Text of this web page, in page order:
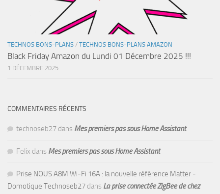
TECHNOS BONS-PLANS / TECHNOS BONS-PLANS AMAZON
Black Friday Amazon du Lundi 01 Décembre 2025 !!!
1 DÉCEMBRE 2025
COMMENTAIRES RÉCENTS
technoseb27 dans Mes premiers pas sous Home Assistant
Felix dans Mes premiers pas sous Home Assistant
Prise NOUS A8M Wi-Fi 16A : la nouvelle référence Matter -
Domotique Technoseb27 dans La prise connectée ZigBee de chez